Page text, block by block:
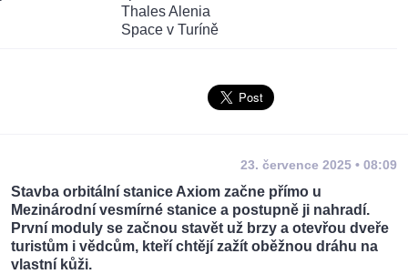
23. července 2025 • 08:09
Stavba orbitální stanice Axiom začne přímo u
Mezinárodní vesmírné stanice a postupně ji nahradí.
První moduly se začnou stavět už brzy a otevřou dveře
turistům i vědcům, kteří chtějí zažít oběžnou dráhu na
vlastní kůži.